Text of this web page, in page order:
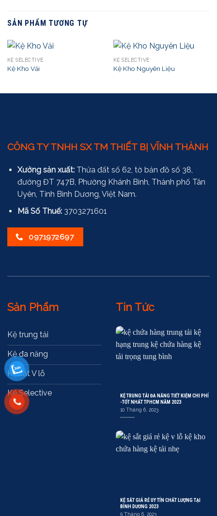
SẢN PHẨM TƯƠNG TỰ
KỆ SELECTIVE
Kệ Kho Vải
KỆ SELECTIVE
Kệ Kho Nguyên Liệu
CÔNG TY TNHH SX TM THIẾT BỊ VĨNH THÀNH
Xưởng sản xuất:Thửa đất số 62, tờ bản đồ số 38,
đường ĐT 747B, Phường Khánh Bình, Thành phố Tân
Uyên, Tỉnh Bình Dương, Việt Nam.
Mã Số Thuế:3703271601
0971972697
Sản Phẩm
Kệ trung tải
Kệ đa năng
Kệ sắt V lỗ
Kệ Selective
Tin Tức
KỆ TRUNG TẢI ĐA NĂNG TIẾT KIỆM CHI PHÍ
-TỐT NHẤT TPHCM NĂM 2023
10 Tháng 6, 2023
KỆ SẮT GIÁ RẺ UY TÍN CHẤT LƯỢNG TẠI
BÌNH DƯƠNG 2023
9 Tháng 6, 2023